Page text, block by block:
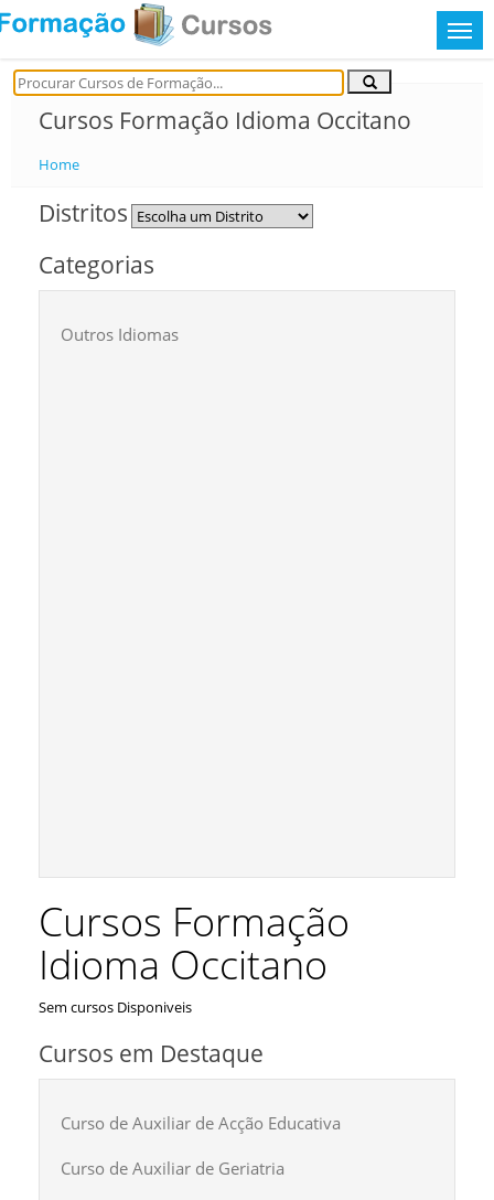
Cursos Formação Idioma Occitano
Home
Distritos
Categorias
Outros Idiomas
Cursos Formação
Idioma Occitano
Sem cursos Disponiveis
Cursos em Destaque
Curso de Auxiliar de Acção Educativa
Curso de Auxiliar de Geriatria